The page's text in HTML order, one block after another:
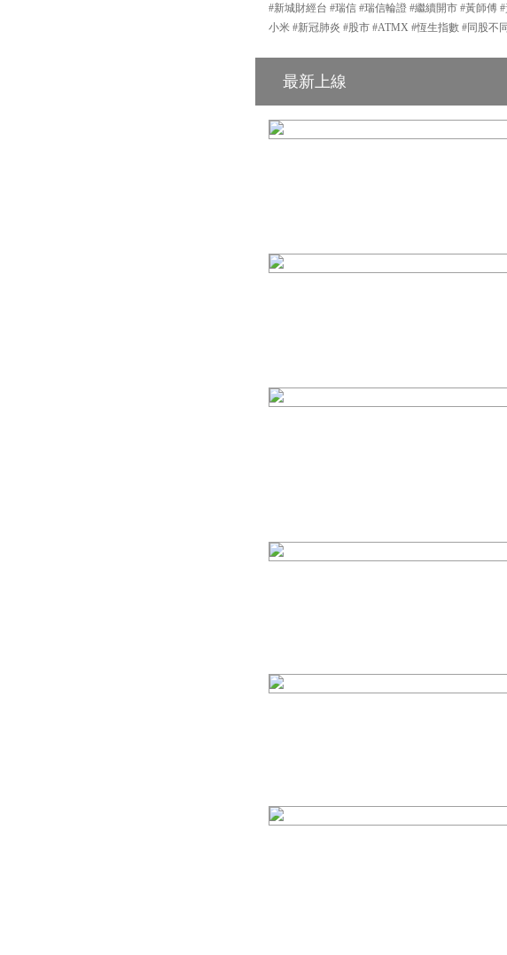
#新城財經台 #瑞信 #瑞信輪證 #繼續開市 #黃師傅
小米 #新冠肺炎 #股市 #ATMX #恆生指數 #同股不
最新上線